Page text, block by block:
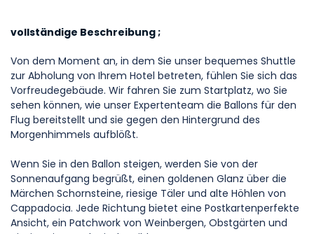
vollständige Beschreibung ;
Von dem Moment an, in dem Sie unser bequemes Shuttle
zur Abholung von Ihrem Hotel betreten, fühlen Sie sich das
Vorfreudegebäude. Wir fahren Sie zum Startplatz, wo Sie
sehen können, wie unser Expertenteam die Ballons für den
Flug bereitstellt und sie gegen den Hintergrund des
Morgenhimmels aufblößt.
Wenn Sie in den Ballon steigen, werden Sie von der
Sonnenaufgang begrüßt, einen goldenen Glanz über die
Märchen Schornsteine, riesige Täler und alte Höhlen von
Cappadocia. Jede Richtung bietet eine Postkartenperfekte
Ansicht, ein Patchwork von Weinbergen, Obstgärten und